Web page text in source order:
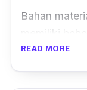
Bahan
memiliki
kepalacharger
memiliki
tersebut
READ MORE